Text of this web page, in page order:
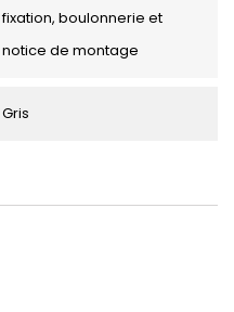
fixation, boulonnerie et
notice de montage
Gris